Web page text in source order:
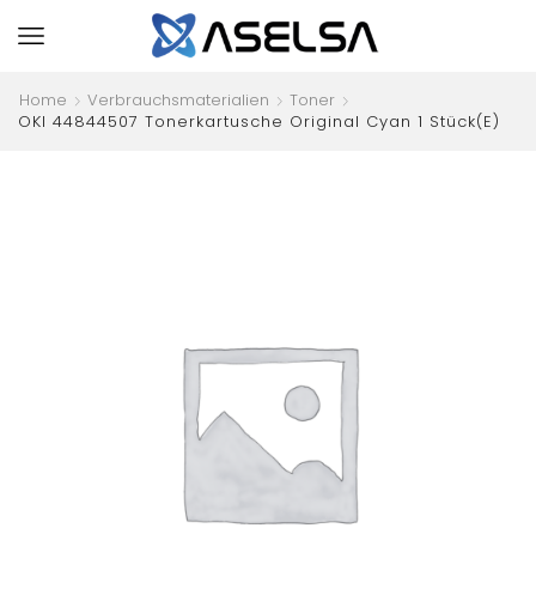
Home Verbrauchsmaterialien
Toner
OKI 44844507 Tonerkartusche Original Cyan 1 Stück(e)